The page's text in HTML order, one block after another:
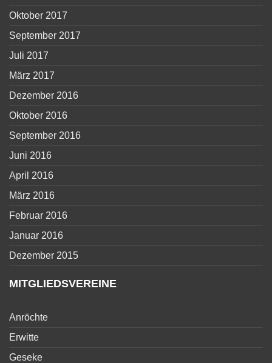
Oktober 2017
September 2017
Juli 2017
März 2017
Dezember 2016
Oktober 2016
September 2016
Juni 2016
April 2016
März 2016
Februar 2016
Januar 2016
Dezember 2015
MITGLIEDSVEREINE
Anröchte
Erwitte
Geseke